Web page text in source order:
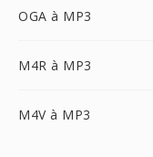
OGA à MP3
M4R à MP3
M4V à MP3